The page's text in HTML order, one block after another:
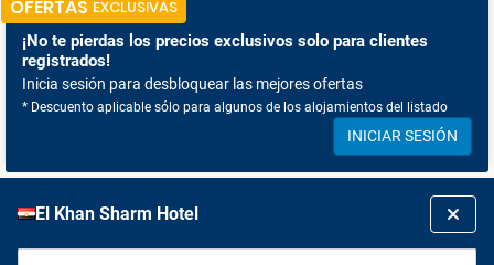
OFERTAS EXCLUSIVAS
¡No te pierdas los precios exclusivos solo para clientes
registrados!
Inicia sesión para desbloquear las mejores ofertas
* Descuento aplicable sólo para algunos de los alojamientos del listado
INICIAR SESIÓN
El Khan Sharm Hotel